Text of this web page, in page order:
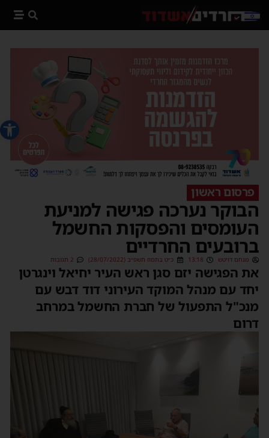
פתח
פרסום ראשון
הבוקר נערכה פגישה למניעת
העומסים והפסקות החשמל
ברובעים החרדיים
מנחם דויטש 13:18 כ״ט בתמוז תשפ״ב (28/07/2022) 2 תגובות
את הפגישה יזם סגן ראש העיר יחיאל וינגרטן
יחד עם מנהל המוקד העירוני דוד דבש עם
מנכ"ל התפעול של חברת החשמל במרחב
דרום